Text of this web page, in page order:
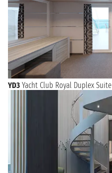
YD3 Yacht Club Royal Duplex Suite